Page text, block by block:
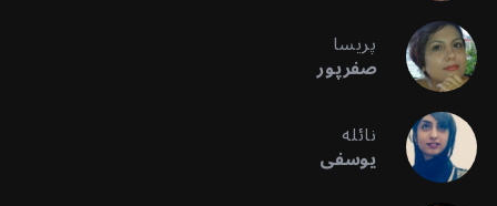
پریسا
صفرپور
نائله
یوسفی